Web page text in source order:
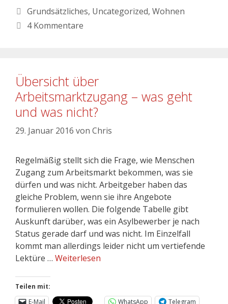
Grundsätzliches, Uncategorized, Wohnen
4 Kommentare
Übersicht über
Arbeitsmarktzugang – was geht
und was nicht?
29. Januar 2016 von Chris
Regelmäßig stellt sich die Frage, wie Menschen
Zugang zum Arbeitsmarkt bekommen, was sie
dürfen und was nicht. Arbeitgeber haben das
gleiche Problem, wenn sie ihre Angebote
formulieren wollen. Die folgende Tabelle gibt
Auskunft darüber, was ein Asylbewerber je nach
Status gerade darf und was nicht. Im Einzelfall
kommt man allerdings leider nicht um vertiefende
Lektüre … Weiterlesen
Teilen mit:
E-Mail
WhatsApp
Telegram